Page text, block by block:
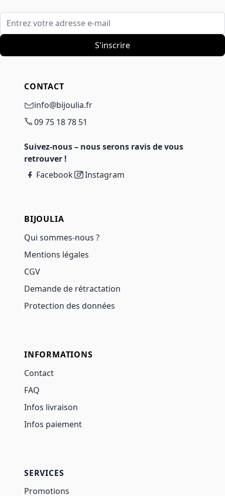
Entrez votre adresse e-mail
S'inscrire
CONTACT
info@bijoulia.fr
09 75 18 78 51
Suivez-nous – nous serons ravis de vous
retrouver !
Facebook
Instagram
BIJOULIA
Qui sommes-nous ?
Mentions légales
CGV
Demande de rétractation
Protection des données
INFORMATIONS
Contact
FAQ
Infos livraison
Infos paiement
SERVICES
Promotions